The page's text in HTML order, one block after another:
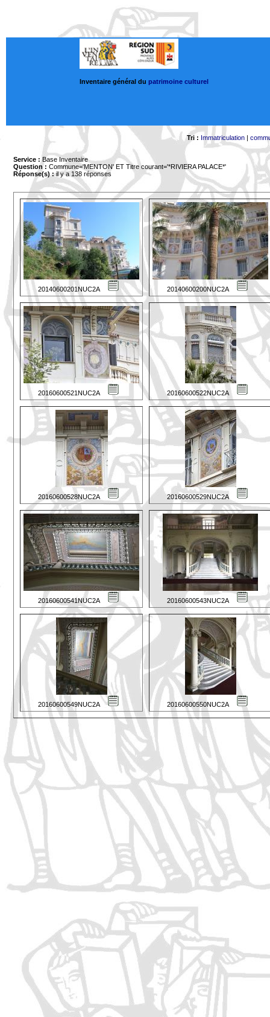
Inventaire général du patrimoine culturel
Tri : Immatriculation|
Service : Base Inventaire
Question : Commune='MENTON' ET Titre courant='*RIVIERA PALACE*'
Réponse(s) :il y a 138 réponses
20140600201NUC2A 20140600200NUC2A
20160600521NUC2A 20160600522NUC2A
20160600528NUC2A 20160600529NUC2A
20160600541NUC2A 20160600543NUC2A
20160600549NUC2A 20160600550NUC2A